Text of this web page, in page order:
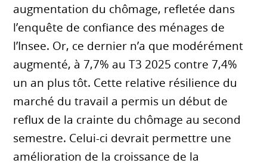
augmentation du chômage, refletée dans
l’enquête de confiance des ménages de
l’Insee. Or, ce dernier n’a que modérément
augmenté, à 7,7% au T3 2025 contre 7,4%
un an plus tôt. Cette relative résilience du
marché du travail a permis un début de
reflux de la crainte du chômage au second
semestre. Celui-ci devrait permettre une
amélioration de la croissance de la